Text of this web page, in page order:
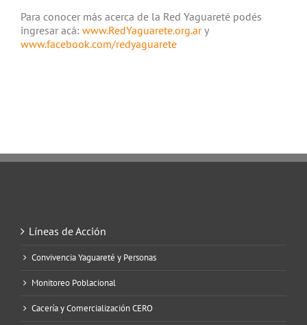
Para conocer más acerca de la Red Yaguareté podés
ingresar acá: www.RedYaguarete.org.ary
www.facebook.com/redyaguarete
Líneas de Acción
Convivencia Yaguareté y Personas
Monitoreo Poblacional
Cacería y Comercialización CERO